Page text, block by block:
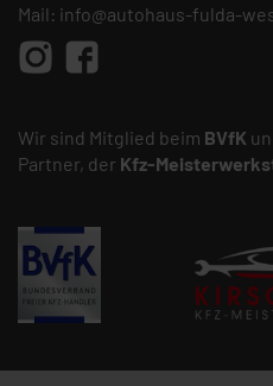
Mail: info@autohaus-fulda-
Wir sind Mitglied beim BVfK
Partner, der Kfz-